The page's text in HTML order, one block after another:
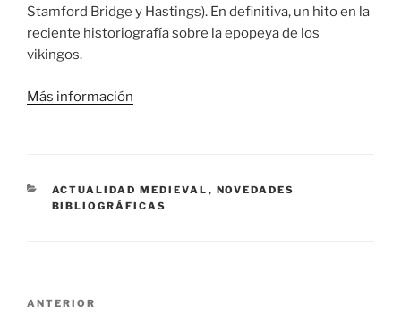
Stamford Bridge y Hastings). En definitiva, un hito en la
reciente historiografía sobre la epopeya de los
vikingos.
Más información
CATEGORÍAS
ACTUALIDAD MEDIEVAL , NOVEDADES
BIBLIOGRÁFICAS
Navegación
Entrada
ANTERIOR